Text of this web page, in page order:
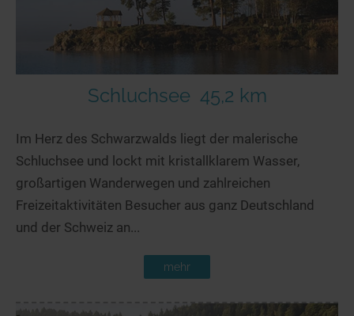
Schluchsee 45,2 km
Im Herz des Schwarzwalds liegt der malerische
Schluchsee und lockt mit kristallklarem Wasser,
großartigen Wanderwegen und zahlreichen
Freizeitaktivitäten Besucher aus ganz Deutschland
und der Schweiz an...
mehr